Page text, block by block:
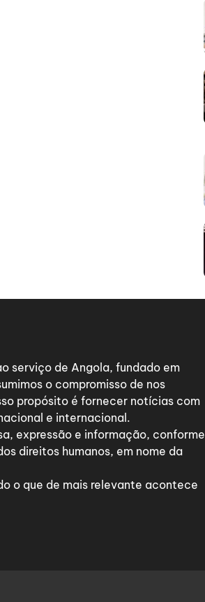
serviço de Angola, fundado em
o compromisso de nos
propósito é fornecer notícias com
e internacional.
expressão e informação, conforme
direitos humanos, em nome da
o que de mais relevante acontece